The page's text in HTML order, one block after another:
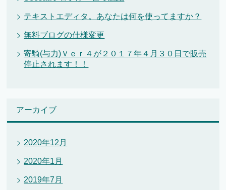
テキストエディタ。あなたは何を使ってますか？
無料ブログの仕様変更
寄騎(与力)Ｖｅｒ４が２０１７年４月３０日で販売
停止されます！！
アーカイブ
2020年12月
2020年1月
2019年7月